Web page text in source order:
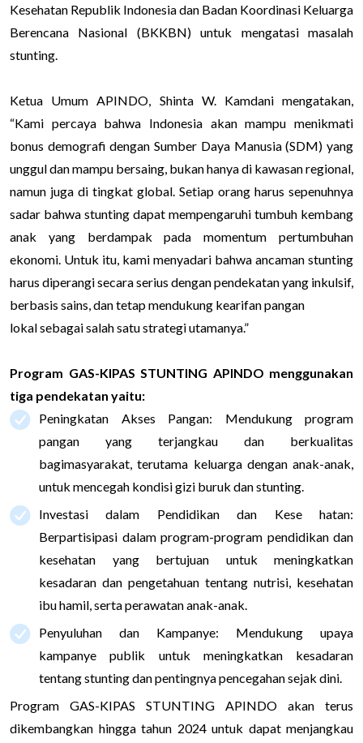
Kesehatan Republik Indonesia dan Badan Koordinasi Keluarga
Berencana Nasional (BKKBN) untuk mengatasi masalah
stunting.
Ketua Umum APINDO, Shinta W. Kamdani mengatakan,
“Kami percaya bahwa Indonesia akan mampu menikmati
bonus demografi dengan Sumber Daya Manusia (SDM) yang
unggul dan mampu bersaing, bukan hanya di kawasan regional,
namun juga di tingkat global. Setiap orang harus sepenuhnya
sadar bahwa stunting dapat mempengaruhi tumbuh kembang
anak yang berdampak pada momentum pertumbuhan
ekonomi. Untuk itu, kami menyadari bahwa ancaman stunting
harus diperangi secara serius dengan pendekatan yang inkulsif,
berbasis sains, dan tetap mendukung kearifan pangan
lokal sebagai salah satu strategi utamanya.”
Program GAS-KIPAS STUNTING APINDO menggunakan
tiga pendekatan yaitu:
Peningkatan Akses Pangan: Mendukung program
pangan yang terjangkau dan berkualitas
bagimasyarakat, terutama keluarga dengan anak-anak,
untuk mencegah kondisi gizi buruk dan stunting.
Investasi dalam Pendidikan dan Kese hatan:
Berpartisipasi dalam program-program pendidikan dan
kesehatan yang bertujuan untuk meningkatkan
kesadaran dan pengetahuan tentang nutrisi, kesehatan
ibu hamil, serta perawatan anak-anak.
Penyuluhan dan Kampanye: Mendukung upaya
kampanye publik untuk meningkatkan kesadaran
tentang stunting dan pentingnya pencegahan sejak dini.
Program GAS-KIPAS STUNTING APINDO akan terus
dikembangkan hingga tahun 2024 untuk dapat menjangkau